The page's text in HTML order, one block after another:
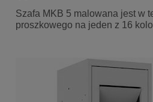
Szafa MKB 5 malowana jest w
proszkowego na jeden z 16